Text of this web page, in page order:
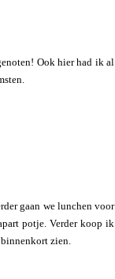
Ook hier had ik al
gaan we lunchen voor
potje. Verder koop ik
zien.